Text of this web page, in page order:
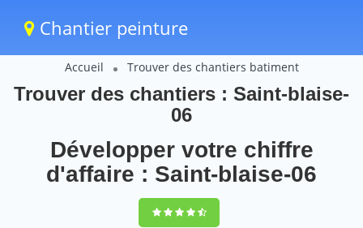
Chantier peinture
Accueil Trouver des chantiers batiment
Trouver des chantiers : Saint-blaise-
06
Développer votre chiffre
d'affaire : Saint-blaise-06